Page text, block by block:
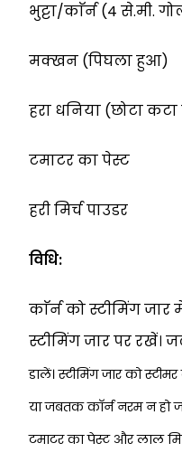
भुट्टा/काॅर्न (4 से.मी.
मक्खन
हरा धनिया
टमाटर का
हरी मिर्च
विधि:
काॅर्न को स्टीमिंग
स्टीमिंग जार पर रखें।
डालें। स्टीमिंग जार को
या जबतक काॅर्ननरम न हो
टमाटर का पेस्ट और लाल